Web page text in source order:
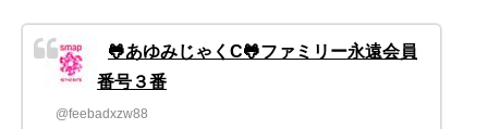
🐸あゆみじゃくC🐸ファミリー永遠会員
番号３番
@feebadxzw88